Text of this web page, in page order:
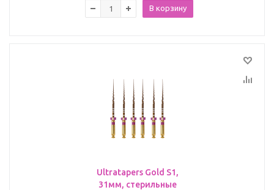
В корзину
Ultratapers Gold S1,
31мм, стерильные